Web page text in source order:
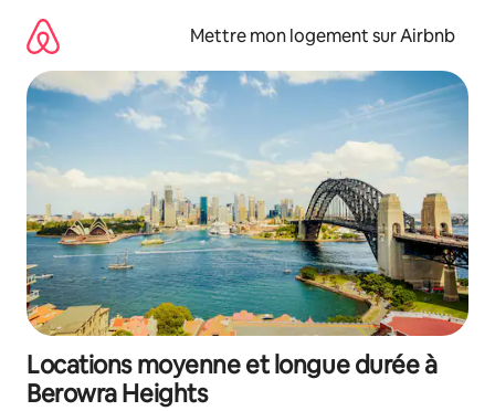
directement
contenu
Mettre mon logement sur Airbnb
Locations moyenne et longue durée à
Berowra Heights